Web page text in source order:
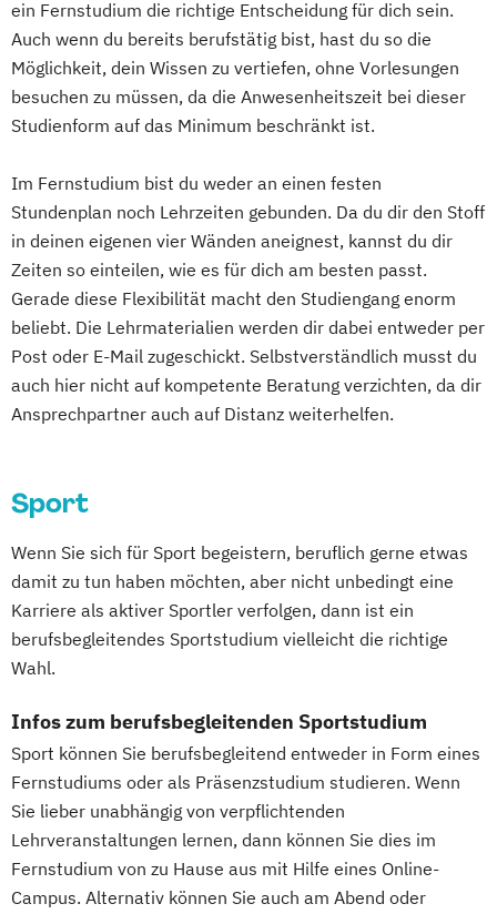
Integrative Lerntherapie
Kommunikation und Content Creation
Kommunikation und Medienmanagement
Kommunikationsdesign
Lebensmittelmanagement und -
Lerntherapie
Management
Management im Gesundheitswesen
Medien- und Kommunikationsmanagement
Mediendesign
Nachhaltigkeitsmanagement
Management
Pharmamanagement und -technologie
Praxis- und Versorgungsmanagement
Prozess- und Projektmanagement
Soziale Arbeit
Soziale Arbeit im Online-Abendstudium
Sozialmanagement Sozialwissenschaften
Sustainability Management
Therapiewissenschaften - Ergotherapie
Therapiewissenschaften - Logopädie
Master’s Program in Exercise Science &
Sports Nutrion (EN)
Online-Marketing & Marketingmanagement
(dual)
Personalmanagement
Prävention & Gesundheitsförderung
Prävention
Gesundheitsmanagement
Public Relations Hochschulzertifikat
Revenue Management
Tourism Consulting
Tourismusökonom (FH)
Trainingswissenschaft und Sporternährung
Veranstaltungsökonom (FH)
ein Fernstudium die richtige Entscheidung für dich sein.
Auch wenn du bereits berufstätig bist, hast du so die
Möglichkeit, dein Wissen zu vertiefen, ohne Vorlesungen
besuchen zu müssen, da die Anwesenheitszeit bei dieser
Studienform auf das Minimum beschränkt ist.
Im Fernstudium bist du weder an einen festen
Stundenplan noch Lehrzeiten gebunden. Da du dir den Stoff
in deinen eigenen vier Wänden aneignest, kannst du dir
Zeiten so einteilen, wie es für dich am besten passt.
Gerade diese Flexibilität macht den Studiengang enorm
beliebt. Die Lehrmaterialien werden dir dabei entweder per
Post oder E-Mail zugeschickt. Selbstverständlich musst du
auch hier nicht auf kompetente Beratung verzichten, da dir
Ansprechpartner auch auf Distanz weiterhelfen.
Sport
Wenn Sie sich für Sport begeistern, beruflich gerne etwas
damit zu tun haben möchten, aber nicht unbedingt eine
Karriere als aktiver Sportler verfolgen, dann ist ein
berufsbegleitendes Sportstudium vielleicht die richtige
Wahl.
Infos zum berufsbegleitenden Sportstudium
Sport können Sie berufsbegleitend entweder in Form eines
Fernstudiums oder als Präsenzstudium studieren. Wenn
Sie lieber unabhängig von verpflichtenden
Lehrveranstaltungen lernen, dann können Sie dies im
Fernstudium von zu Hause aus mit Hilfe eines Online-
Campus. Alternativ können Sie auch am Abend oder